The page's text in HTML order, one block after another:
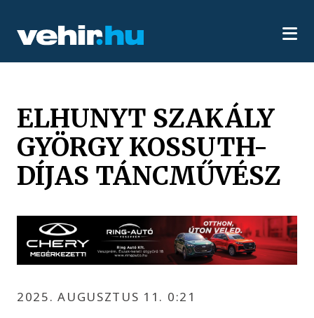
ELHUNYT SZAKÁLY
GYÖRGY KOSSUTH-
DÍJAS TÁNCMŰVÉSZ
2025. AUGUSZTUS 11. 0:21